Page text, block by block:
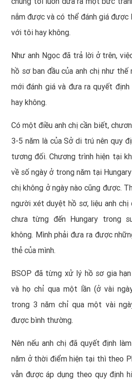
nắm được và có thể đánh giá được
với tôi hay không.
Như anh Ngọc đã trả lời ở trên,
hồ sơ ban đầu của anh chị như thế
mới đánh giá và đưa ra quyết
hay không.
Có một điều anh chị cần biết,
3-5 năm là của Sở di trú nên quy
tương đối. Chương trình hiện tại
về số ngày ở trong năm tại
chị không ở ngày nào cũng được.
người xét duyệt hồ sơ, liệu anh
chưa từng đến Hungary trong
không. Mình phải đưa ra được
thẻ của mình.
BSOP đã từng xử lý hồ sơ gia hạn
và họ chỉ qua một lần (ở vài
trong 3 năm chỉ qua một vài
được bình thường.
Nên nếu anh chị đã quyết định
năm ở thời điểm hiện tại thì theo
vẫn được áp dụng theo quy định